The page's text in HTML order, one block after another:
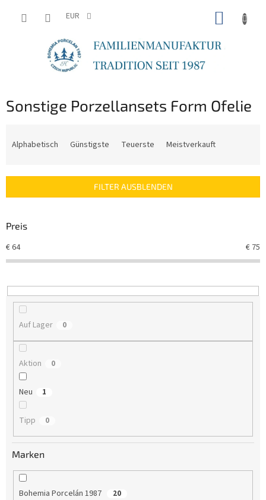
EUR
Sonstige Porzellansets Form Ofelie
k
s
r
t
e
r
Alphabetisch Günstigste Teuerste Meistverkauft
FILTER AUSBLENDEN
Preis
€64 € 75
Auf Lager 0
Aktion 0
Neu 1
Tipp 0
Marken
Bohemia Porcelán 1987 20